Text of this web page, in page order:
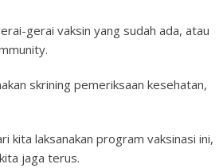
gerai vaksin yang sudah ada, atau
skrining pemeriksaan kesehatan,
kita laksanakan program vaksinasi ini,
jaga terus.